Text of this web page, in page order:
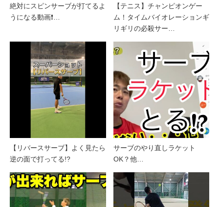
絶対にスピンサーブが打てるよ
うになる動画❗️…
【テニス】チャンピオンゲー
ム！タイムバイオレーションギ
リギリの必殺サー…
【リバースサーブ】よく見たら
逆の面で打ってる!?
サーブのやり直しラケット
OK？他…